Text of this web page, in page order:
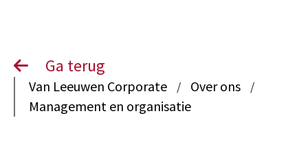
Ga terug
Van Leeuwen Corporate / Over ons /
Management en organisatie